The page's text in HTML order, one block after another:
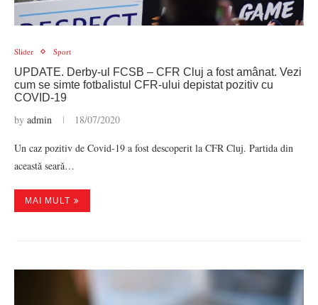
Slider Sport
UPDATE. Derby-ul FCSB – CFR Cluj a fost amânat. Vezi
cum se simte fotbalistul CFR-ului depistat pozitiv cu
COVID-19
by admin 18/07/2020
Un caz pozitiv de Covid-19 a fost descoperit la CFR Cluj. Partida din
această seară…
MAI MULT